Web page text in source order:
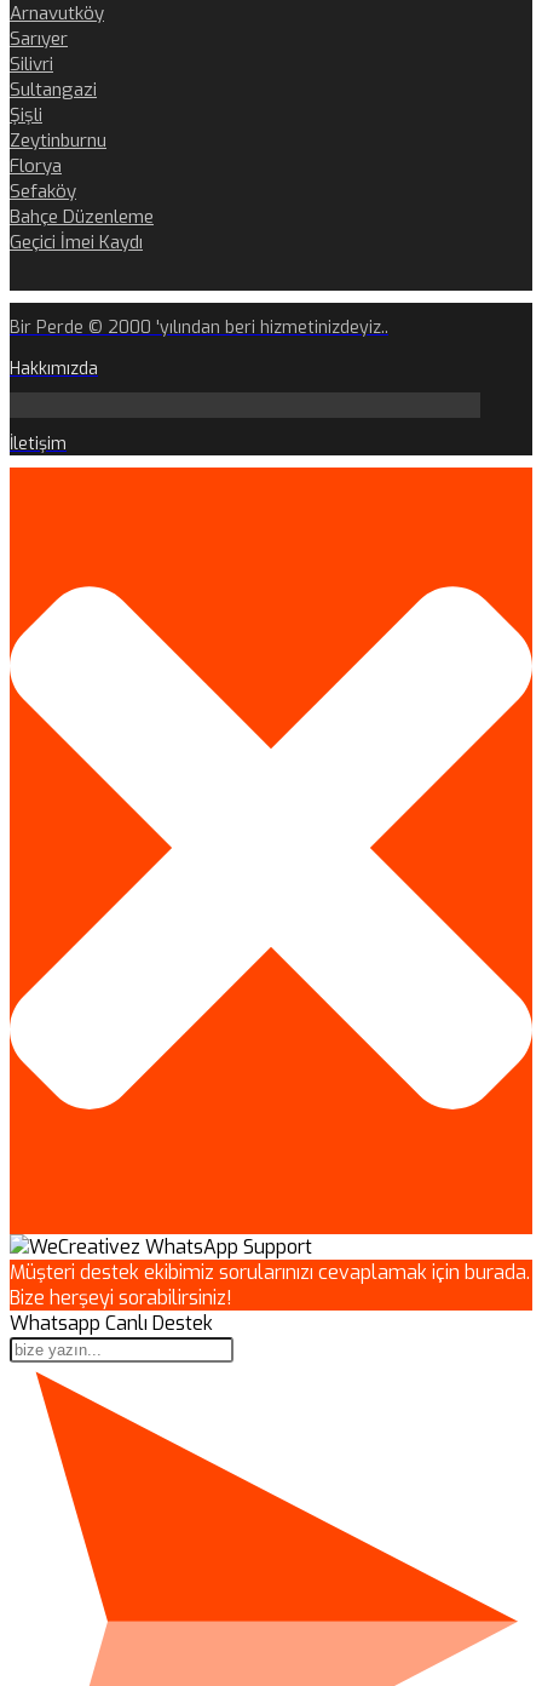
Arnavutköy
Sarıyer
Silivri
Sultangazi
Şişli
Zeytinburnu
Florya
Sefaköy
Bahçe Düzenleme
Geçici İmei Kaydı
Bir Perde © 2000 'yılından beri hizmetinizdeyiz..
Hakkımızda
İletişim
Müşteri destek ekibimiz sorularınızı cevaplamak için burada.
Bize herşeyi sorabilirsiniz!
Whatsapp Canlı Destek